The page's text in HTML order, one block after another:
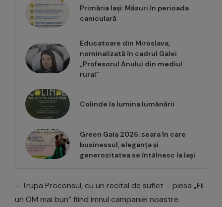
Primăria Iași: Măsuri în perioada
caniculară
Educatoare din Miroslava,
nominalizată în cadrul Galei
„Profesorul Anului din mediul
rural”
Colinde la lumina lumânării
Green Gala 2026: seara în care
businessul, eleganța și
generozitatea se întâlnesc la Iași
– Trupa Proconsul, cu un recital de suflet – piesa „Fii
un OM mai bun” fiind imnul campaniei noastre.